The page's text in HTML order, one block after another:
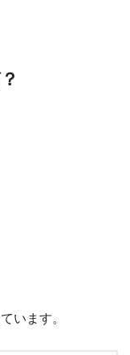
います。